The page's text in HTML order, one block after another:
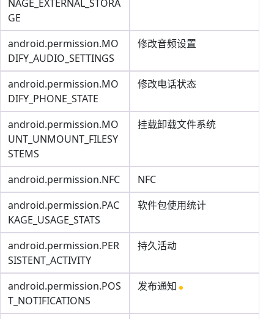
NAGE_EXTERNAL_STORA
GE
android.permission.MO
DIFY_AUDIO_SETTINGS
修改音频设置
android.permission.MO
DIFY_PHONE_STATE
修改电话状态
android.permission.MO
UNT_UNMOUNT_FILESY
STEMS
挂载卸载文件系统
android.permission.NFC
NFC
android.permission.PAC
KAGE_USAGE_STATS
软件包使用统计
android.permission.PER
SISTENT_ACTIVITY
持久活动
android.permission.POS
T_NOTIFICATIONS
发布通知